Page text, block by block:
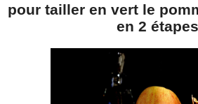
pour tailler en vert le
en 2 étapes